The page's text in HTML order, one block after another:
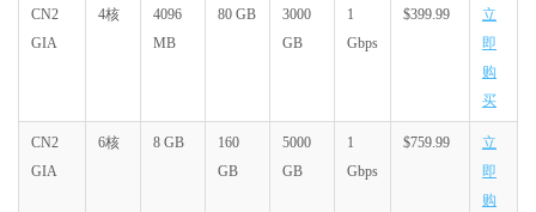
CN2
GIA
4核
4096
MB
80 GB
3000
GB
1
Gbps
$399.99
立
即
购
买
CN2
GIA
6核 8 GB
160
GB
5000
GB
1
Gbps
$759.99
立
即
购